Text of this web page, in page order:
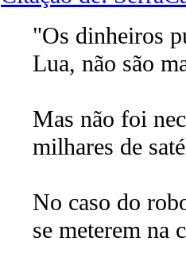
"Os dinheiros
Lua, não são
Mas não foi
milhares de
No caso do
se meterem na